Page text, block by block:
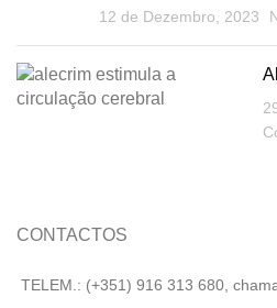
12 de Dezembro, 2023
CONTACTOS
TELEM.: (+351) 916 313 680,